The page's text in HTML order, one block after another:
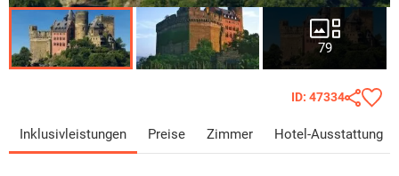
79
ID: 47334
Inklusivleistungen Preise Zimmer Hotel-Ausstattung